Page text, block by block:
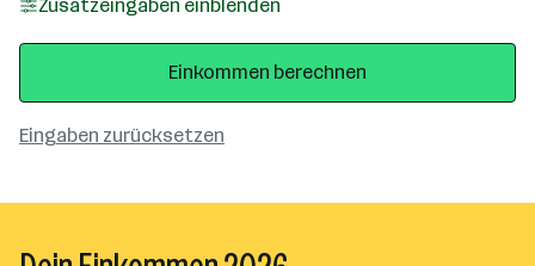
Zusatzeingaben einblenden
Eingaben zurücksetzen
Einkommen berechnen